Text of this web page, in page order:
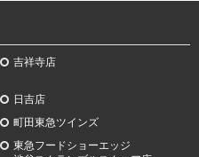
吉祥寺店
日吉店
町田東急ツインズ
東急フードショーエッジ